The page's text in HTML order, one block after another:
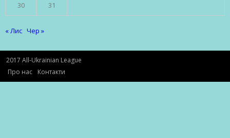
30 31
« Лис Чер »
2017 All-Ukrainian League
Про нас
Контакти